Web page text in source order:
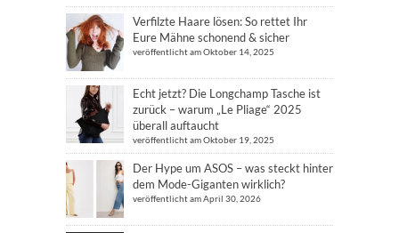
Verfilzte Haare lösen: So rettet Ihr
Eure Mähne schonend & sicher
veröffentlicht am Oktober 14, 2025
Echt jetzt? Die Longchamp Tasche ist
zurück – warum „Le Pliage“ 2025
überall auftaucht
veröffentlicht am Oktober 19, 2025
Der Hype um ASOS – was steckt hinter
dem Mode-Giganten wirklich?
veröffentlicht am April 30, 2026